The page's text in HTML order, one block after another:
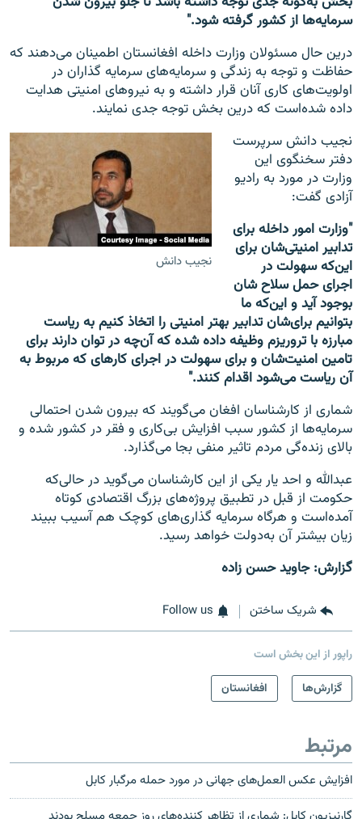
سرمایه‌ها از کشور گرفته شود."
درین حال مسئولان وزارت داخله افغانستان اطمینان می‌دهند که
حفاظت و توجه به زندگی و سرمایه‌های سرمایه گذاران در
اولویت‌های کاری آنان قرار داشته و به نیروهای امنیتی هدایت
داده شده‌است که درین بخش توجه جدی نمایند.
نجیب دانش
نجیب دانش سرپرست
دفتر سخنگوی این
وزارت در مورد به‌ رادیو
آزادی گفت:
"وزارت امور داخله برای
تدابیر امنیتی‌شان برای
این‌که سهولت در
اجرای حمل سلاح شان
بوجود آید و این‌که ما
بتوانیم برای‌شان تدابیر بهتر امنیتی را اتخاذ کنیم به ریاست
مبارزه با تروریزم وظیفه داده شده که آن‌چه در توان دارند برای
تامین امنیت‌شان و برای سهولت در اجرای کارهای که مربوط به
آن ریاست می‌شود اقدام کنند."
شماری از کارشناسان افغان می‌گویند که بیرون شدن احتمالی
سرمایه‌ها از کشور سبب افزایش بی‌کاری و فقر در کشور شده و
بالای زنده‌گی مردم تاثیر منفی بجا می‌گذارد.
عبدالله و احد یار یکی از این کارشناسان می‌گوید در حالی‌که
حکومت از قبل در تطبیق پروژه‌‌های بزرگ اقتصادی کوتاه
آمده‌است و هرگاه سرمایه گذاری‌های کوچک هم آسیب ببیند
زیان بیشتر آن به‌دولت خواهد رسید.
گزارش: جاوید حسن زاده
شریک ساختن Follow us
راپور از این بخش است
گزارش‌ها
افغانستان
مرتبط
افزایش عکس العمل‌های جهانی در مورد حمله مرگبار کابل